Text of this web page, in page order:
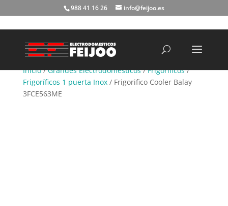
988 41 16 26 info@feijoo.es
Inicio/Grandes Electrodomésticos/Frigoríficos/
Frigoríficos 1 puerta Inox/ Frigorifico Cooler Balay
3FCE563ME